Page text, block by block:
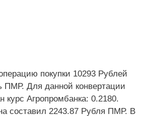
покупки 10293 Рублей
ПМР. Для данной конвертации
курс Агропромбанка: 0.2180.
составил 2243.87 Рубля ПМР. В